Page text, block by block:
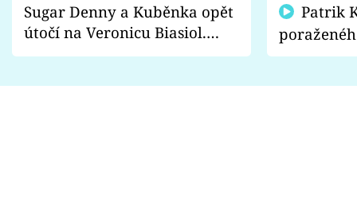
Sugar Denny a Kuběnka opět
útočí na Veronicu Biasiol.
Proč je podle nich falešná a
fanoušci